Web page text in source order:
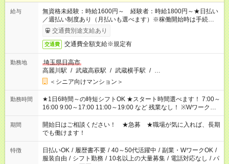
給与
無資格未経験：時給1600円～ 経験者：時給1800円～★日払い
／週払い制度あり（月払いも選べます）※稼働開始時は手続き完
了次第のお支払いとなります。
交通費別途支給あり
交通費 交通費全額支給※規定有
勤務地
埼玉県日高市
高麗川駅 / 武蔵高萩駅 / 武蔵横手駅 / …
＜シニア向けマンション＞
勤務時間
★1日6時間～の時短シフトOK ★スタート時間選べます！ 7:00～
16:00 9:00～17:00 11:00～19:00 など 残業なし！ ※Wワークの
場合、他のお仕事と合わせ週40時間超の就業はご案内できませ
ん ※法令に基づき、週20時間以上勤務は社会保険への加入対象
となります ※労働者派遣法（日雇い派遣の原則禁止）により、
短時間・短期間の就業はご案内が難しい場合があります
期間
開始日はご相談ください！ ★急募 ★職場が気に入れば、長期
でも働けます！
特徴 日払いOK / 履歴書不要 / 40～50代活躍中 / 副業・WワークOK /
服装自由 / シフト勤務 / 10名以上の大量募集 / 電話対応なし / パ